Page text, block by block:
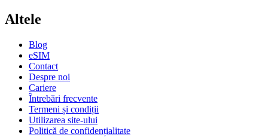
Altele
Blog
eSIM
Contact
Despre noi
Cariere
Întrebări frecvente
Termeni și condiții
Utilizarea site-ului
Politică de confidențialitate